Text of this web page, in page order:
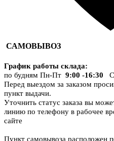
САМОВЫВОЗ
График работы склада:
по будням Пн-Пт 9:00 -16:30
Перед выездом за заказом
пункт выдачи.
Уточнить статус заказа вы
линию по телефону в рабочее
сайте
Пункт самовывоза расположен